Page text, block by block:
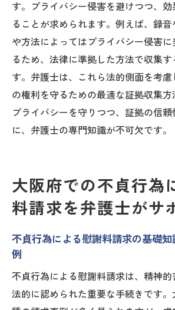
す。プライバシー侵害を避けつつ、効
ることが求められます。例えば、録
や方法によってはプライバシー侵害に
るため、法律に準拠した方法で収集
す。弁護士は、これら法的側面を考
の権利を守るための最適な証拠収集方
プライバシーを守りつつ、証拠の信
に、弁護士の専門知識が不可欠です。
大阪府での不貞行為
料請求を弁護士がサ
不貞行為による慰謝料請求の基礎
例
不貞行為による慰謝料請求は、精神的
法的に認められた重要な手続きです